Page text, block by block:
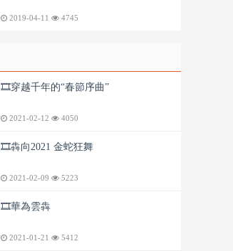
2019-04-11 4745
🎞️穿越千年的“春節序曲”
2021-02-12 4050
🎞️犇向2021 金蛇狂舞
2021-02-09 5223
🎞️華為雲犇
2021-01-21 5412